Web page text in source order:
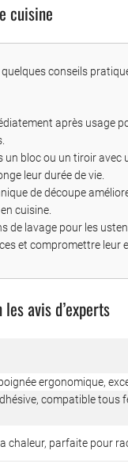
cuisine
conseils
après usage
un bloc ou un tiroir
leur durée de vie.
de découpe
cuisine.
de lavage pour les
et compromettre leur
avis d’experts
ergonomique,
compatible tous
chaleur, parfaite pour